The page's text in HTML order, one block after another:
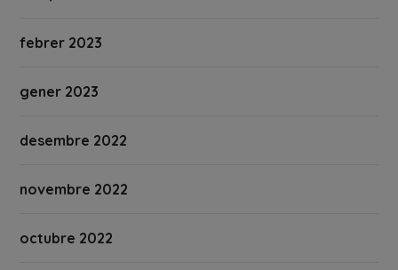
febrer 2023
gener 2023
desembre 2022
novembre 2022
octubre 2022